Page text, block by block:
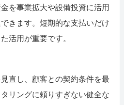
を事業拡大や設備投資に活用
きます。短期的な支払いだけ
活用が重要です。
直し、顧客との契約条件を最
リングに頼りすぎない健全な